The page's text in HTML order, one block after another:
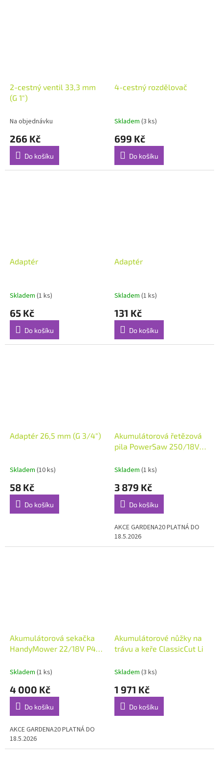
2-cestný ventil 33,3 mm
(G 1")
Na objednávku
266 Kč
Do košíku
4-cestný rozdělovač
Skladem (3 ks)
699 Kč
Do košíku
Adaptér
Skladem (1 ks)
65 Kč
Do košíku
Adaptér
Skladem (1 ks)
131 Kč
Do košíku
Adaptér 26,5 mm (G 3/4")
Skladem (10 ks)
58 Kč
Do košíku
Akumulátorová řetězová
pila PowerSaw 250/18V
Skladem (1 ks)
3 879 Kč
Do košíku
AKCE GARDENA20 PLATNÁ DO
18.5.2026
Akumulátorová sekačka
HandyMower 22/18V P4A
Skladem (1 ks)
4 000 Kč
Do košíku
AKCE GARDENA20 PLATNÁ DO
18.5.2026
Akumulátorové nůžky na
trávu a keře ClassicCut Li
Skladem (3 ks)
1 971 Kč
Do košíku